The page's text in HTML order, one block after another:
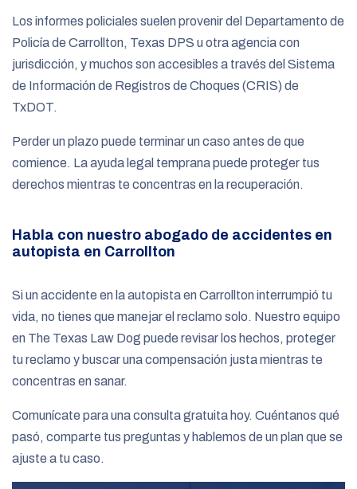
Los informes policiales suelen provenir del Departamento de
Policía de Carrollton, Texas DPS u otra agencia con
jurisdicción, y muchos son accesibles a través del Sistema
de Información de Registros de Choques (CRIS) de
TxDOT.
Perder un plazo puede terminar un caso antes de que
comience. La ayuda legal temprana puede proteger tus
derechos mientras te concentras en la recuperación.
Habla con nuestro abogado de accidentes en
autopista en Carrollton
Si un accidente en la autopista en Carrollton interrumpió tu
vida, no tienes que manejar el reclamo solo. Nuestro equipo
en The Texas Law Dog puede revisar los hechos, proteger
tu reclamo y buscar una compensación justa mientras te
concentras en sanar.
Comunícate para una consulta gratuita hoy. Cuéntanos qué
pasó, comparte tus preguntas y hablemos de un plan que se
ajuste a tu caso.